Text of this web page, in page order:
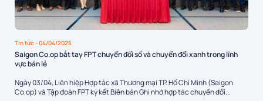
Tin tức- 04/04/2025
Saigon Co.op bắt tay FPT chuyển đổi số và chuyển đổi xanh trong lĩnh
vực bán lẻ
Ngày 03/04, Liên hiệp Hợp tác xã Thương mại TP. Hồ Chí Minh (Saigon
Co.op) và Tập đoàn FPT ký kết Biên bản Ghi nhớ hợp tác chuyển đổi...